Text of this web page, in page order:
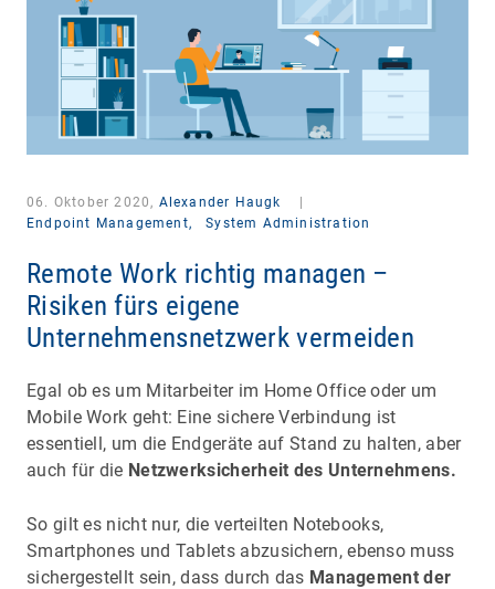
06. Oktober 2020, Alexander Haugk
Endpoint Management,
System Administration
Remote Work richtig managen –
Risiken fürs eigene
Unternehmensnetzwerk vermeiden
Egal ob es um Mitarbeiter im Home Office oder um
Mobile Work geht: Eine sichere Verbindung ist
essentiell, um die Endgeräte auf Stand zu halten, aber
auch für die Netzwerksicherheit des Unternehmens.
So gilt es nicht nur, die verteilten Notebooks,
Smartphones und Tablets abzusichern, ebenso muss
sichergestellt sein, dass durch das Management der